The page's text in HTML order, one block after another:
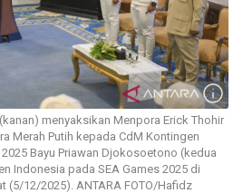
menyaksikan Menpora Erick Thohir
Merah Putih kepada CdM Kontingen
Bayu Priawan Djokosoetono (kedua
Indonesia pada SEA Games 2025 di
(5/12/2025). ANTARA FOTO/Hafidz